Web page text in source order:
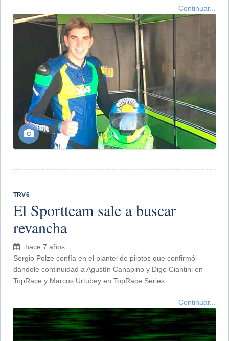
Continuar...
TRV6
El Sportteam sale a buscar
revancha
hace 7 años
Sergio Polze confía en el plantel de pilotos que confirmó
dándole continuidad a Agustín Canapino y Digo Ciantini en
TopRace y Marcos Urtubey en TopRace Series.
Continuar...